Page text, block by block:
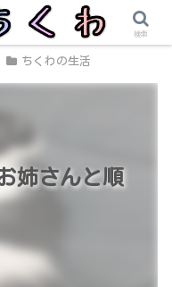
ちくわの生活
姉さんと順
検索